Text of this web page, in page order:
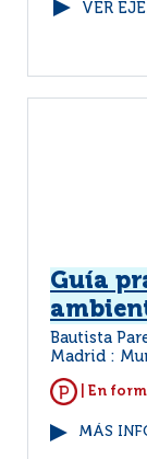
VER
Guía
Bautista
Madrid :
| En
MÁS